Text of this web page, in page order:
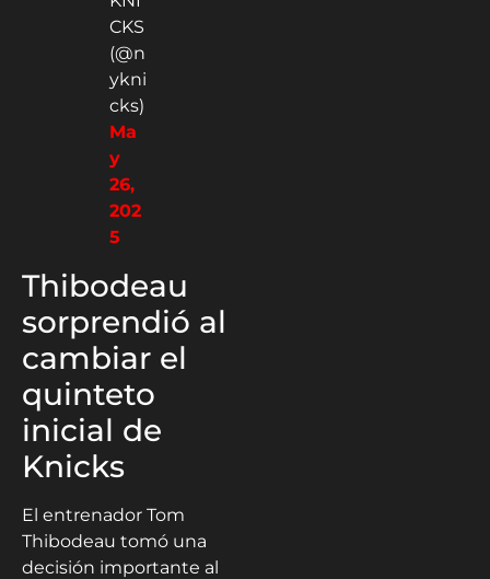
CKS
(@n
ykni
cks)
Ma
y
26,
202
5
Thibodeau
sorprendió al
cambiar el
quinteto
inicial de
Knicks
El entrenador Tom
Thibodeau tomó una
decisión importante al